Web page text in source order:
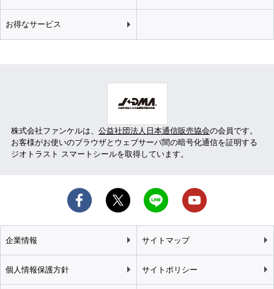
お得なサービス
株式会社ファンケルは、 公益社団法人日本通信販売協会の会員です。
お客様がお使いのブラウザとウェブサーバ間の暗号化通信を証明する
ジオトラスト スマートシールを取得しています。
企業情報 サイトマップ
個人情報保護方針 サイトポリシー